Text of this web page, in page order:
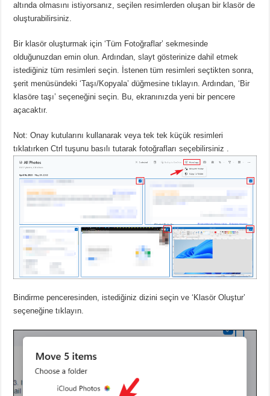
altında olmasını istiyorsanız, seçilen resimlerden oluşan bir klasör de
oluşturabilirsiniz.
Bir klasör oluşturmak için‘Tüm Fotoğraflar’ sekmesinde
olduğunuzdan emin olun.Ardından, slayt gösterinize dahil etmek
istediğiniz tüm resimleri seçin. İstenen tüm resimleri seçtikten sonra,
şerit menüsündeki ‘Taşı/Kopyala’ düğmesine tıklayın.Ardından, ‘Bir
klasöre taşı’ seçeneğini seçin. Bu, ekranınızda yeni bir pencere
açacaktır.
Not: Onay kutularını kullanarak veyatek tek küçük resimleri
tıklatırkenCtrl tuşunu basılı tutarak fotoğrafları seçebilirsiniz .
Bindirme penceresinden, istediğiniz dizini seçin ve ‘Klasör Oluştur’
seçeneğine tıklayın.